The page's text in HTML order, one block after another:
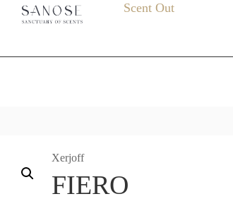
Scent Out
Xerjoff
FIERO